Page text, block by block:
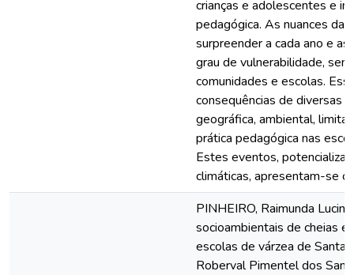
crianças e adolescentes e
pedagógica. As nuances
surpreender a cada ano e
grau de vulnerabilidade,
comunidades e escolas.
consequências de diversas
geográfica, ambiental,
prática pedagógica nas
Estes eventos,
climáticas, apresentam-se
PINHEIRO, Raimunda
socioambientais de cheias e
escolas de várzea de
Roberval Pimentel dos